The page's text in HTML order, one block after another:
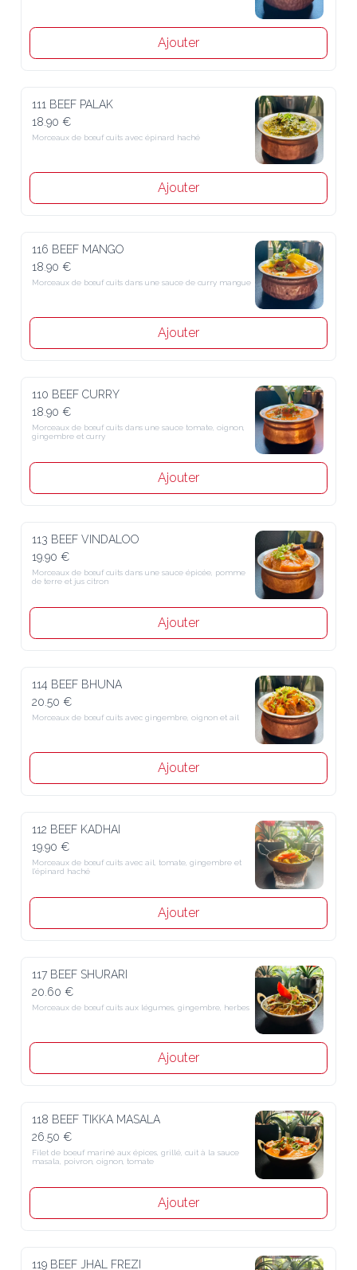
Ajouter
111 BEEF PALAK
18.90 €
Morceaux de bœuf cuits avec épinard haché
Ajouter
116 BEEF MANGO
18.90 €
Morceaux de bœuf cuits dans une sauce de curry mangue
Ajouter
110 BEEF CURRY
18.90 €
Morceaux de bœuf cuits dans une sauce tomate, oignon, gingembre
et curry
Ajouter
113 BEEF VINDALOO
19.90 €
Morceaux de bœuf cuits dans une sauce épicée, pomme de terre et
jus citron
Ajouter
114 BEEF BHUNA
20.50 €
Morceaux de bœuf cuits avec gingembre, oignon et ail
Ajouter
112 BEEF KADHAI
19.90 €
Morceaux de bœuf cuits avec ail, tomate, gingembre et l’épinard
haché
Ajouter
117 BEEF SHURARI
20.60 €
Morceaux de bœuf cuits aux légumes, gingembre, herbes
Ajouter
118 BEEF TIKKA MASALA
26.50 €
Filet de boeuf mariné aux épices, grillé, cuit à la sauce masala,
poivron, oignon, tomate
Ajouter
119 BEEF JHAL FREZI